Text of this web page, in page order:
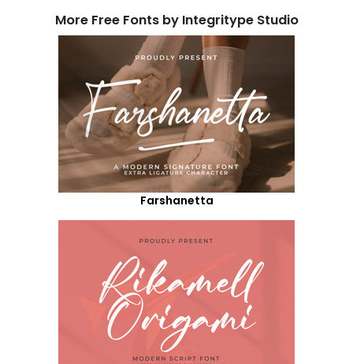
More Free Fonts by Integritype Studio
Farshanetta